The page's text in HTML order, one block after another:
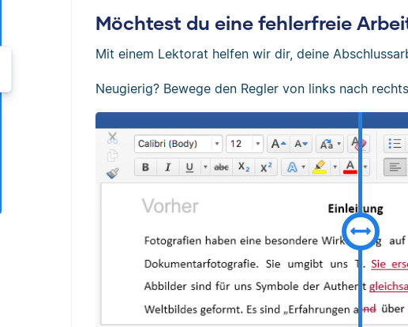
Möchtest du eine fehlerfreie
Mit einem Lektorat helfen wir dir, deine
Neugierig? Bewege den Regler von links nach